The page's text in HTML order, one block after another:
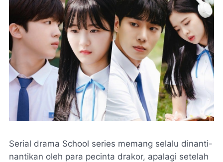
Serial drama School series memang selalu dinanti-
nantikan oleh para pecinta drakor, apalagi setelah